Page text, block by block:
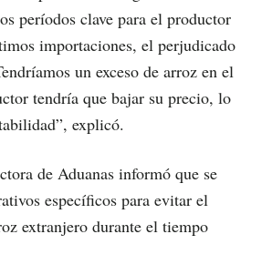
períodos clave para el productor
importaciones, el perjudicado
un exceso de arroz en el
tendría que bajar su precio, lo
explicó.
de Aduanas informó que se
específicos para evitar el
extranjero durante el tiempo